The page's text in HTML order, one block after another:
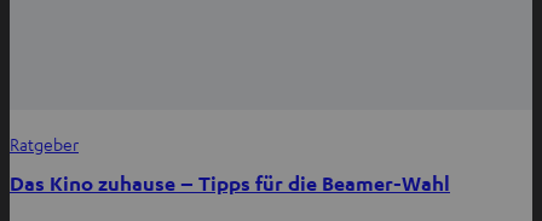
Ratgeber
Das Kino zuhause – Tipps für die Beamer-Wahl